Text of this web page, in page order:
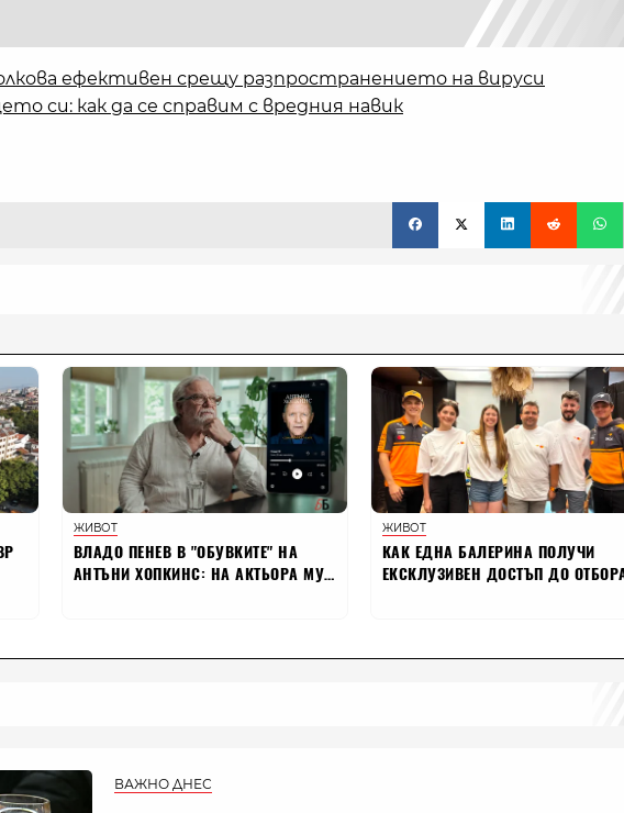
ефективен срещу разпространението на вируси
си: как да се справим с вредния навик
ВАЖНО ДНЕС